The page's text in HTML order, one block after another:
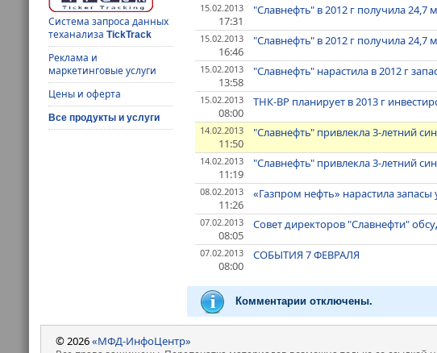
Система запроса данных
теханализаTickTrack
Реклама и
маркетинговые услуги
Цены и оферта
Все продукты и услуги
15.02.2013
17:31
"Славнефть" в 2012 г получила
15.02.2013
16:46
"Славнефть" в 2012 г получила
15.02.2013
13:58
"Славнефть" нарастила в 2012 г
15.02.2013
08:00
ТНК-ВР планирует в 2013 г
14.02.2013
11:50
"Славнефть" привлекла 3-летний
14.02.2013
11:19
"Славнефть" привлекла 3-летний
08.02.2013
11:26
«Газпром нефть» нарастила запасы
07.02.2013
08:05
Совет директоров "Славнефти"
07.02.2013
08:00
СОБЫТИЯ 7 ФЕВРАЛЯ
Комментарии отключены.
© 2026«МФД-ИнфоЦентр»